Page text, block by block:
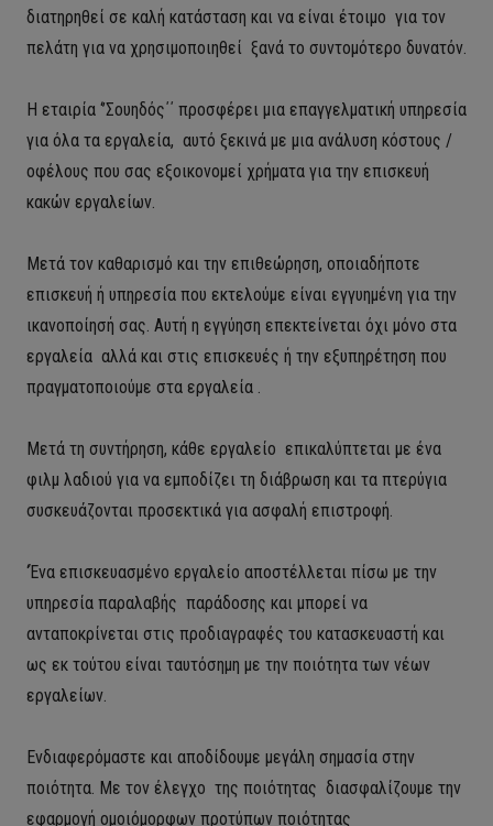
διατηρηθεί σε καλή κατάσταση και να είναι έτοιμο για τον
πελάτη για να χρησιμοποιηθεί ξανά το συντομότερο δυνατόν.
Η εταιρία ‘’Σουηδός΄΄ προσφέρει μια επαγγελματική υπηρεσία
για όλα τα εργαλεία, αυτό ξεκινά με μια ανάλυση κόστους /
οφέλους που σας εξοικονομεί χρήματα για την επισκευή
κακών εργαλείων.
Μετά τον καθαρισμό και την επιθεώρηση, οποιαδήποτε
επισκευή ή υπηρεσία που εκτελούμε είναι εγγυημένη για την
ικανοποίησή σας. Αυτή η εγγύηση επεκτείνεται όχι μόνο στα
εργαλεία αλλά και στις επισκευές ή την εξυπηρέτηση που
πραγματοποιούμε στα εργαλεία .
Μετά τη συντήρηση, κάθε εργαλείο επικαλύπτεται με ένα
φιλμ λαδιού για να εμποδίζει τη διάβρωση και τα πτερύγια
συσκευάζονται προσεκτικά για ασφαλή επιστροφή.
‘Ένα επισκευασμένο εργαλείο αποστέλλεται πίσω με την
υπηρεσία παραλαβής παράδοσης και μπορεί να
ανταποκρίνεται στις προδιαγραφές του κατασκευαστή και
ως εκ τούτου είναι ταυτόσημη με την ποιότητα των νέων
εργαλείων.
Ενδιαφερόμαστε και αποδίδουμε μεγάλη σημασία στην
ποιότητα. Με τον έλεγχο της ποιότητας διασφαλίζουμε την
εφαρμογή ομοιόμορφων προτύπων ποιότητας